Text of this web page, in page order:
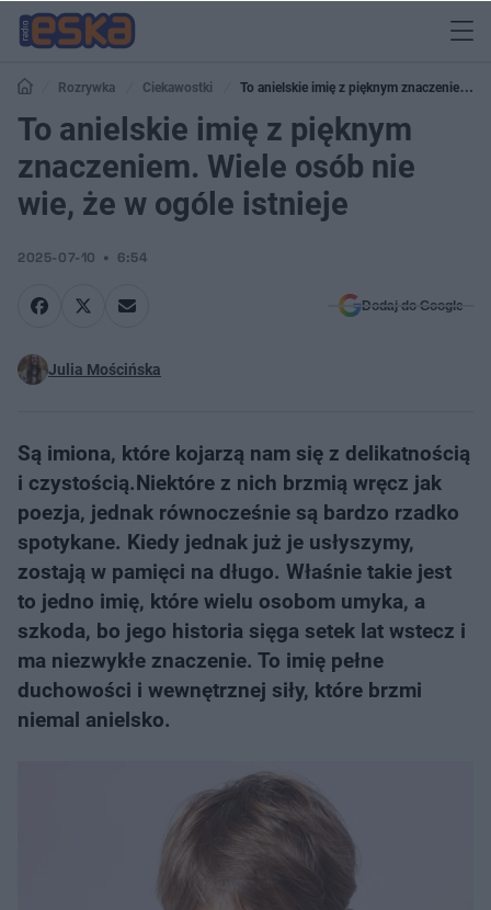
Rozrywka Ciekawostki
To anielskie imię z pięknym znaczeniem.
Wiele osób nie wie, że w ogóle istnieje
To anielskie imię z pięknym
znaczeniem. Wiele osób nie
wie, że w ogóle istnieje
2025-07-10 6:54
Dodaj do Google
Julia Mościńska
Są imiona, które kojarzą nam się z delikatnością
i czystością.Niektóre z nich brzmią wręcz jak
poezja, jednak równocześnie są bardzo rzadko
spotykane. Kiedy jednak już je usłyszymy,
zostają w pamięci na długo. Właśnie takie jest
to jedno imię, które wielu osobom umyka, a
szkoda, bo jego historia sięga setek lat wstecz i
ma niezwykłe znaczenie. To imię pełne
duchowości i wewnętrznej siły, które brzmi
niemal anielsko.